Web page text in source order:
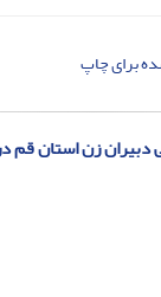
برای چاپ
زن استان قم در